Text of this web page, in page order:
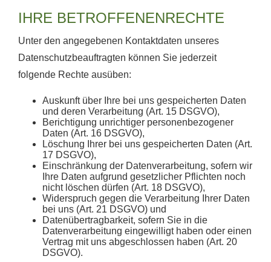
IHRE BETROFFENENRECHTE
Unter den angegebenen Kontaktdaten unseres
Datenschutzbeauftragten können Sie jederzeit
folgende Rechte ausüben:
Auskunft über Ihre bei uns gespeicherten Daten
und deren Verarbeitung (Art. 15 DSGVO),
Berichtigung unrichtiger personenbezogener
Daten (Art. 16 DSGVO),
Löschung Ihrer bei uns gespeicherten Daten (Art.
17 DSGVO),
Einschränkung der Datenverarbeitung, sofern wir
Ihre Daten aufgrund gesetzlicher Pflichten noch
nicht löschen dürfen (Art. 18 DSGVO),
Widerspruch gegen die Verarbeitung Ihrer Daten
bei uns (Art. 21 DSGVO) und
Datenübertragbarkeit, sofern Sie in die
Datenverarbeitung eingewilligt haben oder einen
Vertrag mit uns abgeschlossen haben (Art. 20
DSGVO).